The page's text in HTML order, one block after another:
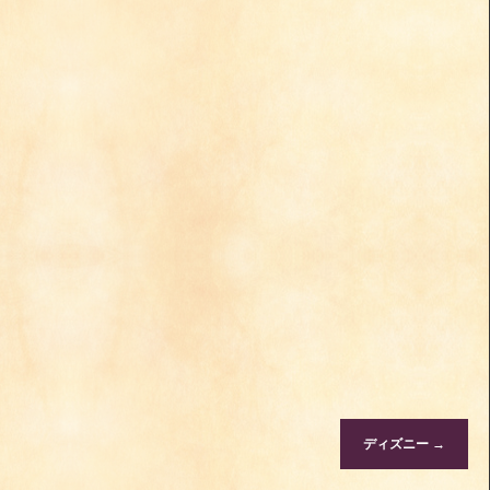
ディズニー →